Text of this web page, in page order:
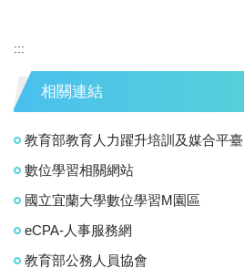
:::
相關連結
教育部教育人力躍升培訓及媒合平臺
數位學習相關網站
國立宜蘭大學數位學習M園區
eCPA-人事服務網
教育部公務人員協會